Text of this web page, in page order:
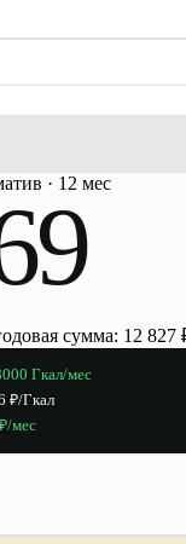
· 12 мес
сумма: 12 827
Гкал/мес
₽/Гкал
₽/мес